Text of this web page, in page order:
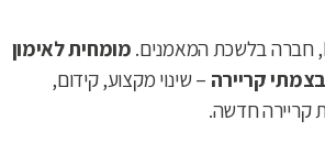
מומחית לאימון
בצמתי קריירה – שינוי מקצוע, קידום,
קריירה חדשה.